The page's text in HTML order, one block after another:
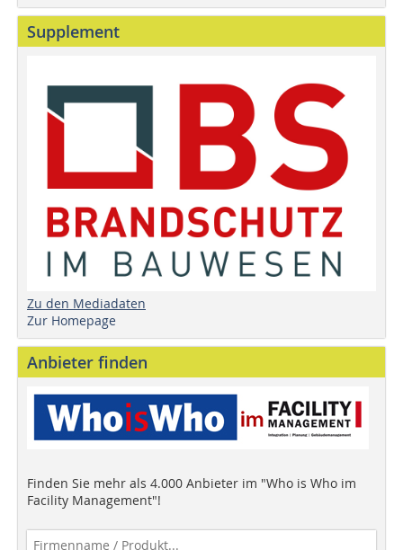
Supplement
Zu den Mediadaten
Zur Homepage
Anbieter finden
Finden Sie mehr als 4.000 Anbieter im "Who is Who im
Facility Management"!